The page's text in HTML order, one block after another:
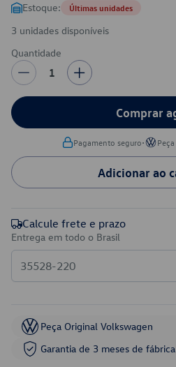
Estoque: Últimas unidades
3 unidades disponíveis
Quantidade
1
Comprar
Pagamento seguro•
Adicionar ao
Calcule frete e prazo
Entrega em todo o Brasil
Peça Original Volkswagen
Garantia de 3 meses de fábrica